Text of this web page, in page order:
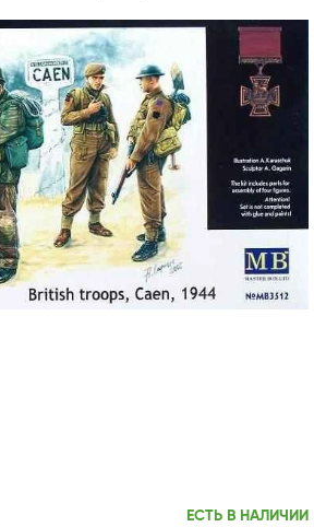
ЕСТЬ В НАЛИЧИИ